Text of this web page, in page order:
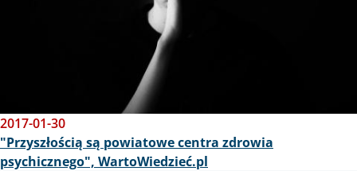
2017-01-30
"Przyszłością są powiatowe centra zdrowia
psychicznego", WartoWiedzieć.pl